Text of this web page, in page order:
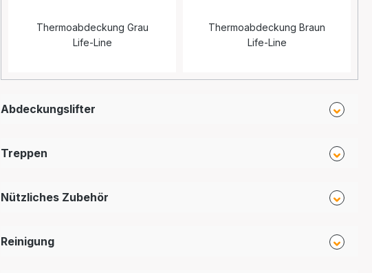
Thermoabdeckung Grau
Life-Line
Thermoabdeckung Braun
Life-Line
Abdeckungslifter
Treppen
Nützliches Zubehör
Reinigung